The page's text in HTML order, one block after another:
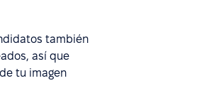
también
así que
tu imagen